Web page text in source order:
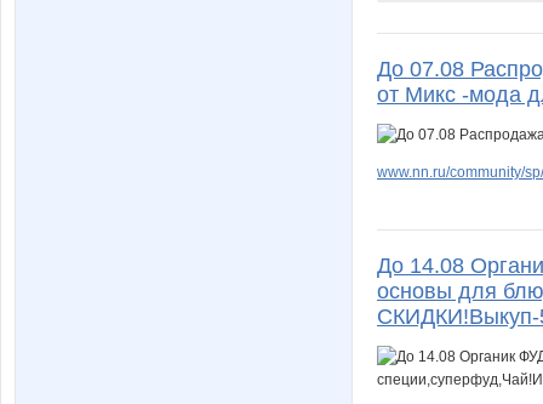
До 07.08
от Микс -мода
www.nn.ru/community/
До 14.08
основы для
СКИДКИ!Выкуп-